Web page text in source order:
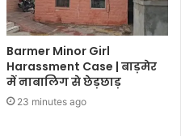
Barmer Minor Girl
Harassment Case | बाड़मेर
में नाबालिग से छेड़छाड़
23 minutes ago